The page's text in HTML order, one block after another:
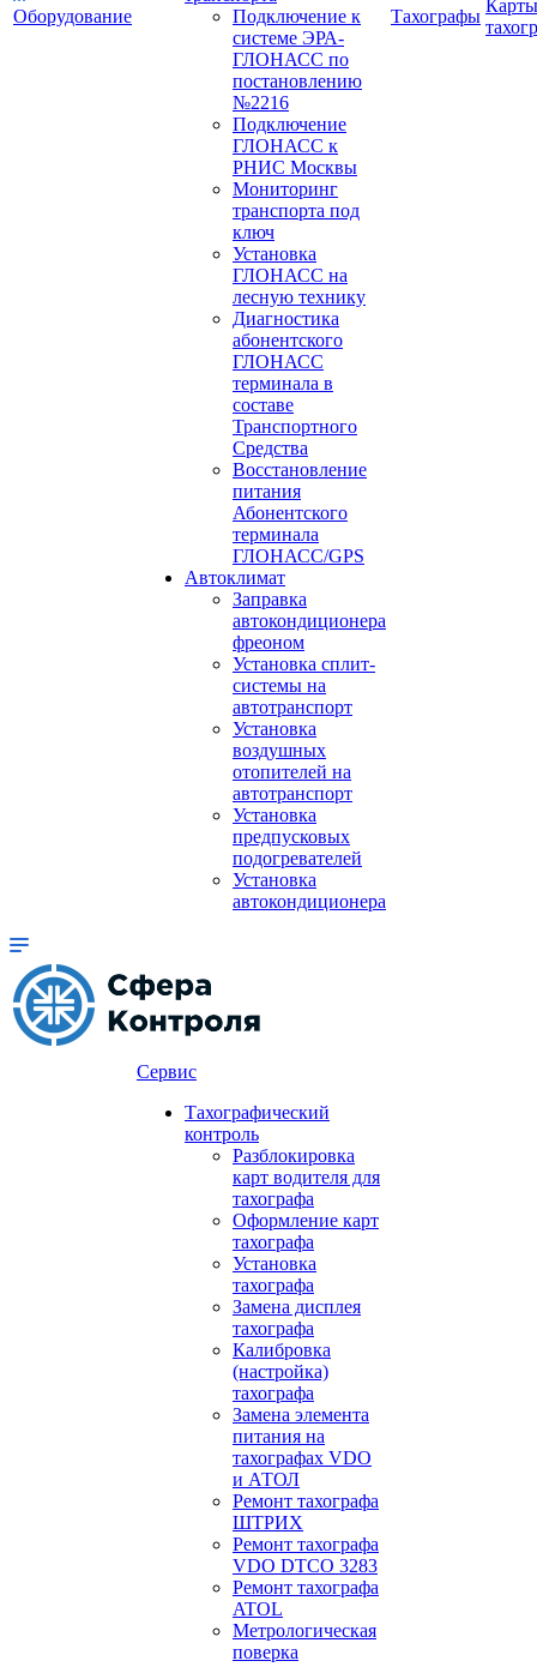
Оборудование
Подключение к
системе ЭРА-
ГЛОНАСС по
постановлению
№2216
Подключение
ГЛОНАСС к
РНИС Москвы
Мониторинг
транспорта под
ключ
Установка
ГЛОНАСС на
лесную технику
Диагностика
абонентского
ГЛОНАСС
терминала в
составе
Транспортного
Средства
Восстановление
питания
Абонентского
терминала
ГЛОНАСС/GPS
Автоклимат
Заправка
автокондиционера
фреоном
Установка сплит-
системы на
автотранспорт
Установка
воздушных
отопителей на
автотранспорт
Установка
предпусковых
подогревателей
Установка
автокондиционера
Тахографы
Карты
Сервис
Тахографический
контроль
Разблокировка
карт водителя для
тахографа
Оформление карт
тахографа
Установка
тахографа
Замена дисплея
тахографа
Калибровка
(настройка)
тахографа
Замена элемента
питания на
тахографах VDO
и АТОЛ
Ремонт тахографа
ШТРИХ
Ремонт тахографа
VDO DTCO 3283
Ремонт тахографа
ATOL
Метрологическая
поверка